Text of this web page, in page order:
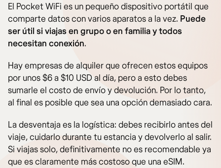
El Pocket WiFi es un pequeño dispositivo portátil que
comparte datos con varios aparatos a la vez. Puede
ser útil si viajas en grupo o en familia y todos
necesitan conexión.
Hay empresas de alquiler que ofrecen estos equipos
por unos $6 a $10 USD al día, pero a esto debes
sumarle el costo de envío y devolución. Por lo tanto,
al final es posible que sea una opción demasiado cara.
La desventaja es la logística: debes recibirlo antes del
viaje, cuidarlo durante tu estancia y devolverlo al salir.
Si viajas solo, definitivamente no es recomendable ya
que es claramente más costoso que una eSIM.